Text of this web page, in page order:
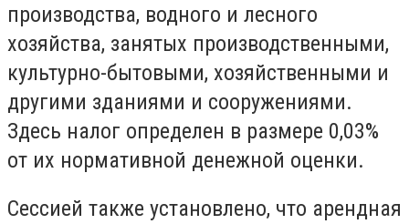
производства, водного и лесного
хозяйства, занятых производственными,
культурно-бытовыми, хозяйственными и
другими зданиями и сооружениями.
Здесь налог определен в размере 0,03%
от их нормативной денежной оценки.
Сессией также установлено, что арендная